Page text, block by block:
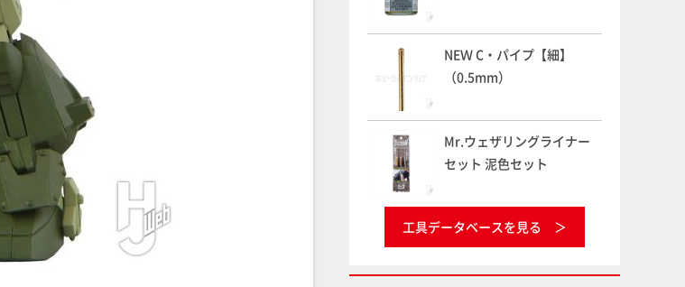
NEＷ C・パイプ【細】
（0.5mm）
Mr.ウェザリングライナー
セット 泥色セット
工具データベースを見る